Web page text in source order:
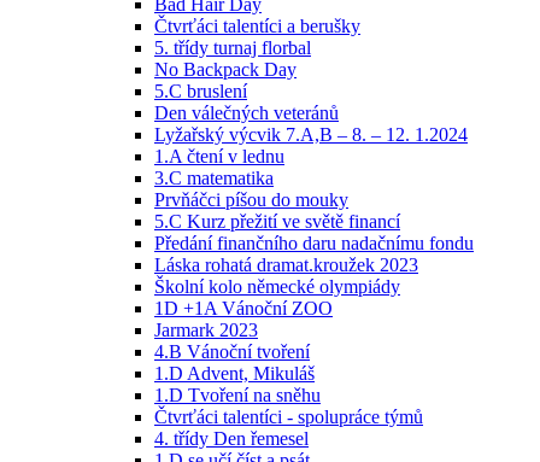
Bad Hair Day
Čtvrťáci talentíci a berušky
5. třídy turnaj florbal
No Backpack Day
5.C bruslení
Den válečných veteránů
Lyžařský výcvik 7.A,B – 8. – 12. 1.2024
1.A čtení v lednu
3.C matematika
Prvňáčci píšou do mouky
5.C Kurz přežití ve světě financí
Předání finančního daru nadačnímu fondu
Láska rohatá dramat.kroužek 2023
Školní kolo německé olympiády
1D +1A Vánoční ZOO
Jarmark 2023
4.B Vánoční tvoření
1.D Advent, Mikuláš
1.D Tvoření na sněhu
Čtvrťáci talentíci - spolupráce týmů
4. třídy Den řemesel